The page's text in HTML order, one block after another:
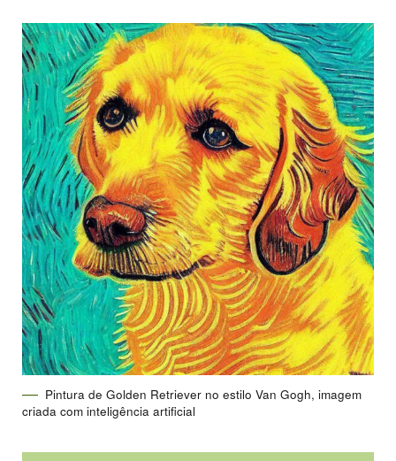
Pintura de Golden Retriever no estilo Van Gogh, imagem
criada com inteligência artificial